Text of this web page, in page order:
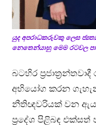
යුද අපරාධකරුවකු ලෙස
නෙතෙන්යාහු මෙම රටවල
බටහිර
අභියෝග කරන
නීතිඥවරියක් වන ඇය
ප්‍රදේශ පිළිබඳ